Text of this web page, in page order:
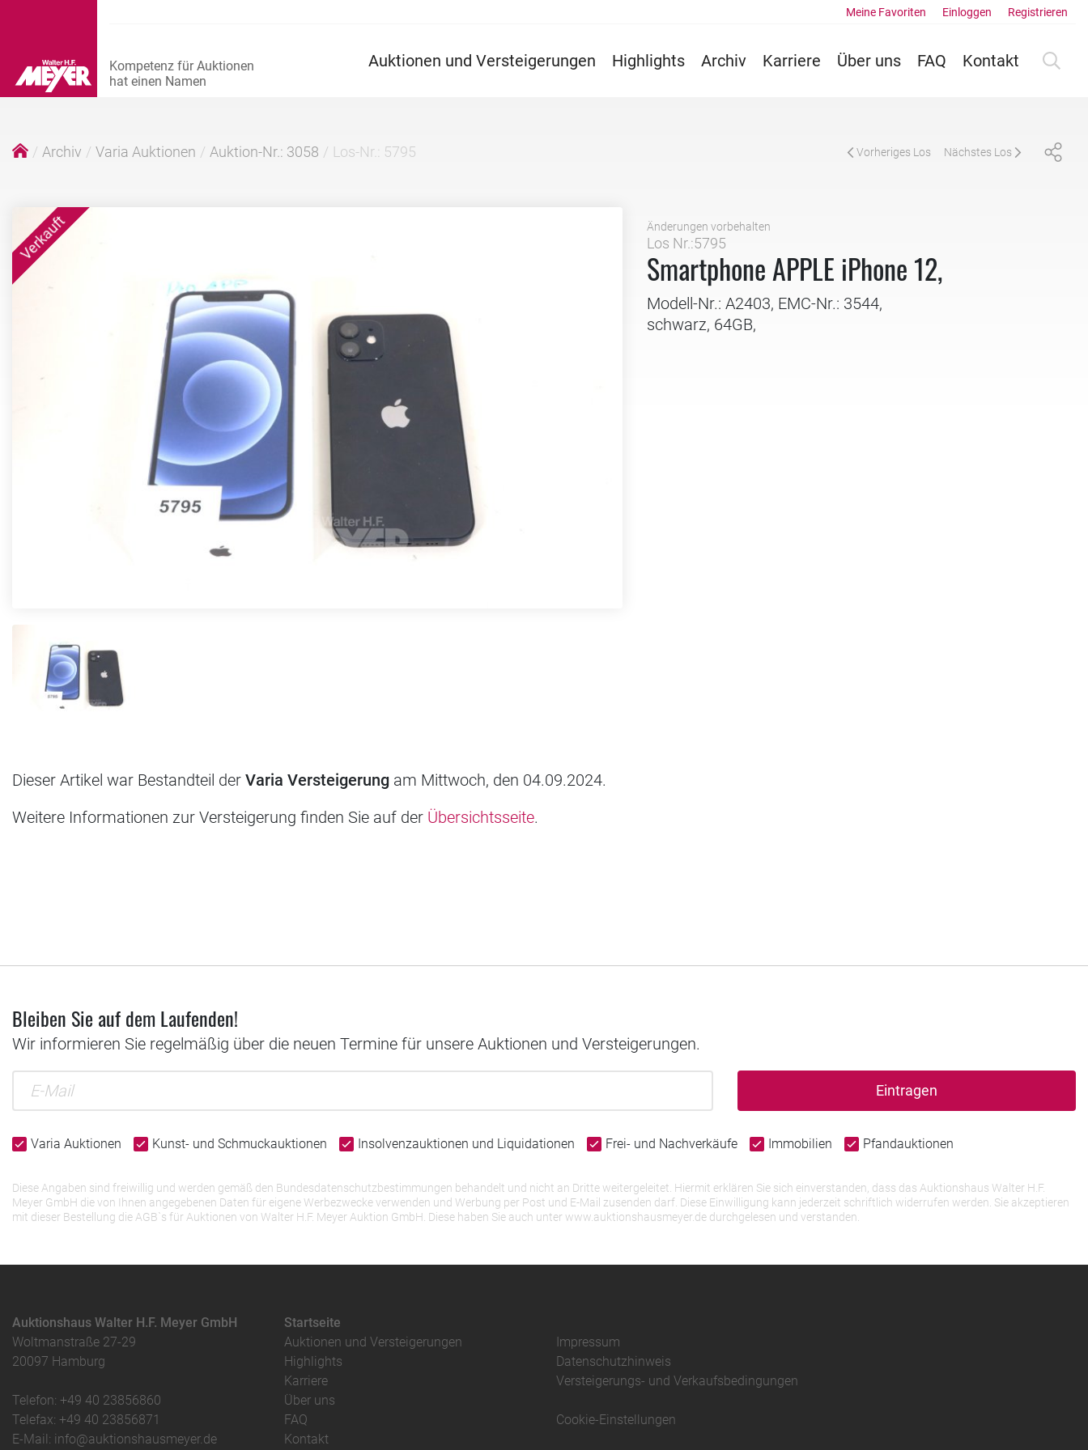
Auktionen und Versteigerungen Highlights Archiv Karriere Über uns FAQ Kontakt
Meine Favoriten Einloggen Registrieren
Archiv Varia Auktionen Auktion-Nr.: 3058 Los-Nr.: 5795 Vorheriges Los Nächstes Los
Änderungen vorbehalten
Los Nr.:5795
Smartphone APPLE iPhone 12,
Modell-Nr.: A2403, EMC-Nr.: 3544,
schwarz, 64GB,
Dieser Artikel war Bestandteil der Varia Versteigerung am Mittwoch, den 04.09.2024.
Weitere Informationen zur Versteigerung finden Sie auf der Übersichtsseite.
Bleiben Sie auf dem Laufenden!
Wir informieren Sie regelmäßig über die neuen Termine für unsere Auktionen und Versteigerungen.
Eintragen
Varia Auktionen Kunst- und Schmuckauktionen Insolvenzauktionen und Liquidationen Frei- und Nachverkäufe Immobilien Pfandauktionen
Diese Angaben sind freiwillig und werden gemäß den Bundesdatenschutzbestimmungen behandelt und nicht an Dritte weitergeleitet. Hiermit erklären Sie sich einverstanden, dass das Auktionshaus Walter H.F.
Meyer GmbH die von Ihnen angegebenen Daten für eigene Werbezwecke verwenden und Werbung per Post und E-Mail zusenden darf. Diese Einwilligung kann jederzeit schriftlich widerrufen werden. Sie akzeptieren
mit dieser Bestellung die AGB`s für Auktionen von Walter H.F. Meyer Auktion GmbH. Diese haben Sie auch unter www.auktionshausmeyer.de durchgelesen und verstanden.
Auktionshaus Walter H.F. Meyer GmbH
Woltmanstraße 27-29
20097 Hamburg
Telefon: +49 40 23856860
Telefax: +49 40 23856871
E-Mail: info@auktionshausmeyer.de
Startseite
Auktionen und Versteigerungen
Highlights
Karriere
Über uns
FAQ
Kontakt
Impressum
Datenschutzhinweis
Versteigerungs- und Verkaufsbedingungen
Cookie-Einstellungen